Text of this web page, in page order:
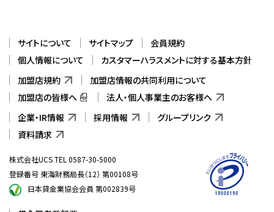
サイトについて サイトマップ
会員規約
個人情報について
カスタマーハラスメントに対する基本方針
加盟店規約
加盟店情報の共同利用について
加盟店の皆様へ
法人・個人事業主のお客様へ
企業・IR情報
採用情報
グループリンク
資料請求
株式会社UCS TEL 0587-30-5000
登録番号 東海財務局長（12） 第00108号
日本貸金業協会会員 第002839号